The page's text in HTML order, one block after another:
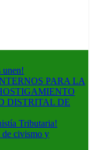
unen!
PARA LA
DISTRITAL DE
Tributaria!
de civismo y